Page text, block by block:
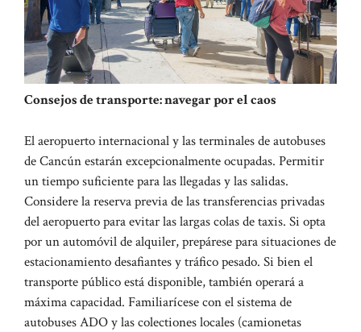
Consejos de transporte: navegar por el caos
El aeropuerto internacional y las terminales de autobuses
de Cancún estarán excepcionalmente ocupadas. Permitir
un tiempo suficiente para las llegadas y las salidas.
Considere la reserva previa de las transferencias privadas
del aeropuerto para evitar las largas colas de taxis. Si opta
por un automóvil de alquiler, prepárese para situaciones de
estacionamiento desafiantes y tráfico pesado. Si bien el
transporte público está disponible, también operará a
máxima capacidad. Familiarícese con el sistema de
autobuses ADO y las colectiones locales (camionetas